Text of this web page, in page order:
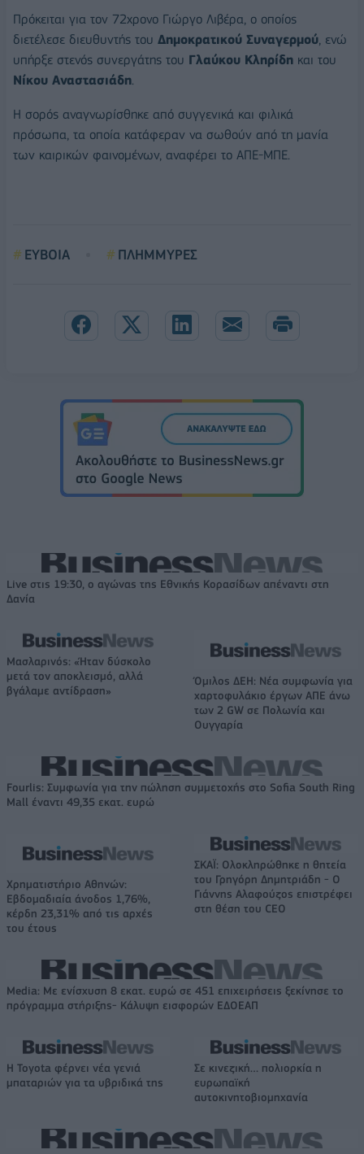
Πρόκειται για τον 72χρονο Γιώργο Λιβέρα, ο οποίος
διετέλεσε διευθυντής του Δημοκρατικού Συναγερμού, ενώ
υπήρξε στενός συνεργάτης του Γλαύκου Κληρίδη και του
Νίκου Αναστασιάδη.
Η σορός αναγνωρίσθηκε από συγγενικά και φιλικά
πρόσωπα, τα οποία κατάφεραν να σωθούν από τη μανία
των καιρικών φαινομένων, αναφέρει το ΑΠΕ-ΜΠΕ.
ΕΥΒΟΙΑ ΠΛΗΜΜΥΡΕΣ
Live στις 19:30, ο αγώνας της Εθνικής Κορασίδων απέναντι στη
Δανία
Μασλαρινός: «Ήταν δύσκολο
μετά τον αποκλεισμό, αλλά
βγάλαμε αντίδραση»
Όμιλος ΔΕΗ: Νέα συμφωνία για
χαρτοφυλάκιο έργων ΑΠΕ άνω
των 2 GW σε Πολωνία και
Ουγγαρία
Fourlis: Συμφωνία για την πώληση συμμετοχής στο Sofia South Ring
Mall έναντι 49,35 εκατ. ευρώ
Χρηματιστήριο Αθηνών:
Εβδομαδιαία άνοδος 1,76%,
κέρδη 23,31% από τις αρχές
του έτους
ΣΚΑΪ: Ολοκληρώθηκε η θητεία
του Γρηγόρη Δημητριάδη - Ο
Γιάννης Αλαφούζος επιστρέφει
στη θέση του CEO
Media: Με ενίσχυση 8 εκατ. ευρώ σε 451 επιχειρήσεις ξεκίνησε το
πρόγραμμα στήριξης- Κάλυψη εισφορών ΕΔΟΕΑΠ
Η Toyota φέρνει νέα γενιά
μπαταριών για τα υβριδικά της
Σε κινεζική… πολιορκία η
ευρωπαϊκή
αυτοκινητοβιομηχανία